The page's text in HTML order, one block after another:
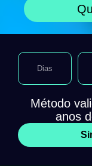
Método
anos
Dias